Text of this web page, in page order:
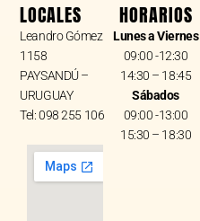
LOCALES
Leandro Gómez
1158
PAYSANDÚ –
URUGUAY
Tel: 098 255 106
HORARIOS
Lunes a Viernes
09:00 -12:30
14:30 – 18:45
Sábados
09:00 -13:00
15:30 – 18:30